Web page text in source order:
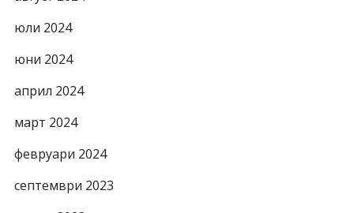
юли 2024
юни 2024
април 2024
март 2024
февруари 2024
септември 2023